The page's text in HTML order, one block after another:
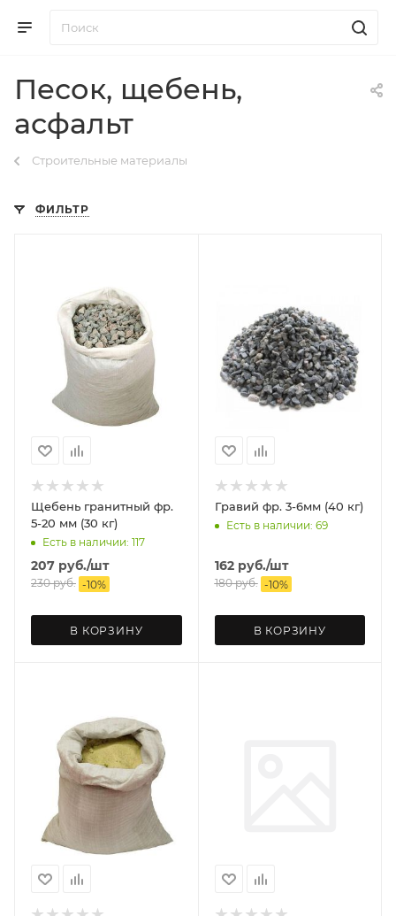
Песок, щебень,
асфальт
Строительные материалы
ФИЛЬТР
Щебень гранитный фр.
5-20 мм (30 кг)
Есть в наличии: 117
207 руб./шт
230руб. -10%
В КОРЗИНУ
Гравий фр. 3-6мм (40 кг)
Есть в наличии: 69
162руб./шт
180руб. -10%
В КОРЗИНУ